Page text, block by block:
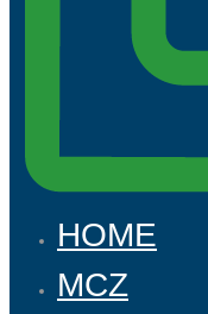
HOME
MCZ